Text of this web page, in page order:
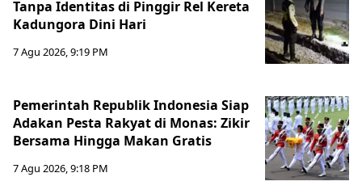
Tanpa Identitas di Pinggir Rel Kereta
Kadungora Dini Hari
7 Agu 2026, 9:19 PM
Pemerintah Republik Indonesia Siap
Adakan Pesta Rakyat di Monas: Zikir
Bersama Hingga Makan Gratis
7 Agu 2026, 9:18 PM